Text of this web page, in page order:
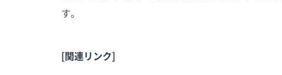
す。
[関連リンク]